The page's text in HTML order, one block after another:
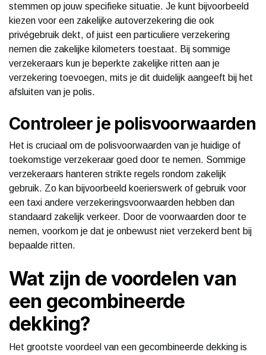
stemmen op jouw specifieke situatie. Je kunt bijvoorbeeld
kiezen voor een zakelijke autoverzekering die ook
privégebruik dekt, of juist een particuliere verzekering
nemen die zakelijke kilometers toestaat. Bij sommige
verzekeraars kun je beperkte zakelijke ritten aan je
verzekering toevoegen, mits je dit duidelijk aangeeft bij het
afsluiten van je polis.
Controleer je polisvoorwaarden
Het is cruciaal om de polisvoorwaarden van je huidige of
toekomstige verzekeraar goed door te nemen. Sommige
verzekeraars hanteren strikte regels rondom zakelijk
gebruik. Zo kan bijvoorbeeld koerierswerk of gebruik voor
een taxi andere verzekeringsvoorwaarden hebben dan
standaard zakelijk verkeer. Door de voorwaarden door te
nemen, voorkom je dat je onbewust niet verzekerd bent bij
bepaalde ritten.
Wat zijn de voordelen van
een gecombineerde
dekking?
Het grootste voordeel van een gecombineerde dekking is